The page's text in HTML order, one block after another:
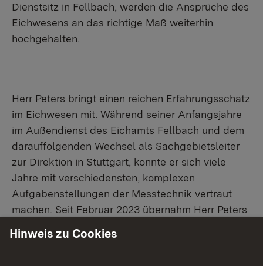
Dienstsitz in Fellbach, werden die Ansprüche des
Eichwesens an das richtige Maß weiterhin
hochgehalten.
Herr Peters bringt einen reichen Erfahrungsschatz
im Eichwesen mit. Während seiner Anfangsjahre
im Außendienst des Eichamts Fellbach und dem
darauffolgenden Wechsel als Sachgebietsleiter
zur Direktion in Stuttgart, konnte er sich viele
Jahre mit verschiedensten, komplexen
Aufgabenstellungen der Messtechnik vertraut
machen. Seit Februar 2023 übernahm Herr Peters
um ab Dezember 2024 in der Übergangszeit die
Hinweis zu Cookies